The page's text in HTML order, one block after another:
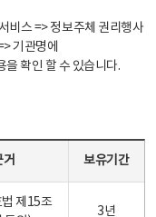
스 => 정보주체 권리행사
기관명에
확인 할 수 있습니다.
보유기간
제15조
3년